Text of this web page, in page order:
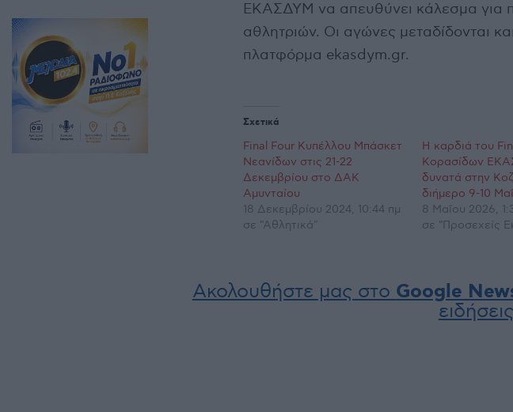
ΕΚΑΣΔΥΜ να απευθύνει κάλεσμα για
αθλητριών. Οι αγώνες μεταδίδονται
πλατφόρμα ekasdym.gr.
Σχετικά
Final Four Κυπέλλου Μπάσκετ
Νεανίδων στις 21-22
Δεκεμβρίου στο ΔΑΚ
Αμυνταίου
18 Δεκεμβρίου 2024, 10:44 πμ
σε "Αθλητικά"
Η καρδιά του
Κορασίδων
δυνατά στην
διήμερο 9-10
8 Μαΐου 2026,
σε "Προσεχείς
Ακολουθήστε μας στο Google